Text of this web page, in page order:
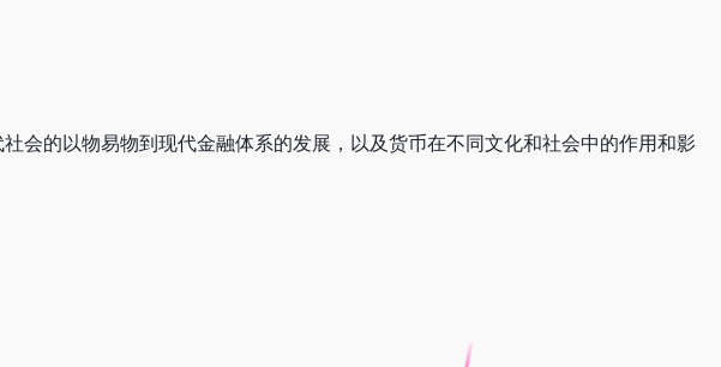
会的以物易物到现代金融体系的发展，以及货币在不同文化和社会中的作用和影